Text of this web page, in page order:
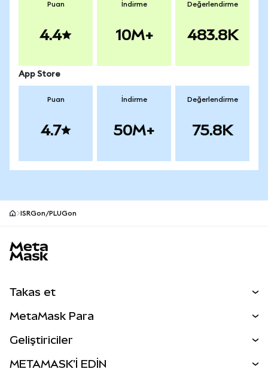
Puan
4.4
İndirme
10M+
Değerlendirme
483.8K
App Store
Puan
4.7
İndirme
50M+
Değerlendirme
75.8K
ISRGon/PLUGon
Takas et
Perps
RWA'lar
MetaMask Para
Geliştiriciler
METAMASK'İ EDİN